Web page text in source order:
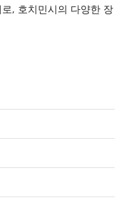
, 호치민시의 다양한 장